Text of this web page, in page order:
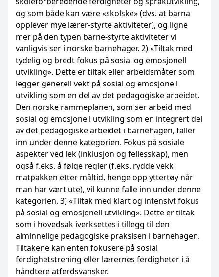
og som både kan være «skolske» (dvs. at barna
opplever mye lærer-styrte aktiviteter), og ligne
mer på den typen barne-styrte aktiviteter vi
vanligvis ser i norske barnehager. 2) «Tiltak med
tydelig og bredt fokus på sosial og emosjonell
utvikling». Dette er tiltak eller arbeidsmåter som
legger generell vekt på sosial og emosjonell
utvikling som en del av det pedagogiske arbeidet.
Den norske rammeplanen, som ser arbeid med
sosial og emosjonell utvikling som en integrert del
av det pedagogiske arbeidet i barnehagen, faller
inn under denne kategorien. Fokus på sosiale
aspekter ved lek (inklusjon og fellesskap), men
også f.eks. å følge regler (f.eks. rydde vekk
matpakken etter måltid, henge opp yttertøy når
man har vært ute), vil kunne falle inn under denne
kategorien. 3) «Tiltak med klart og intensivt fokus
på sosial og emosjonell utvikling». Dette er tiltak
som i hovedsak iverksettes i tillegg til den
alminnelige pedagogiske praksisen i barnehagen.
Tiltakene kan enten fokusere på sosial
ferdighetstrening eller lærernes ferdigheter i å
håndtere atferdsvansker.